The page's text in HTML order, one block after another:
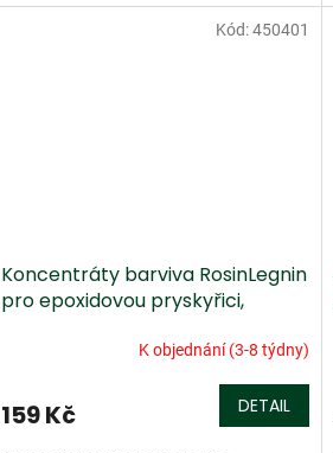
Koncentráty barviva RosinLegnin
pro epoxidovou pryskyřici,
K objednání (3-8 týdny)
159 Kč DETAIL
Kód:450401